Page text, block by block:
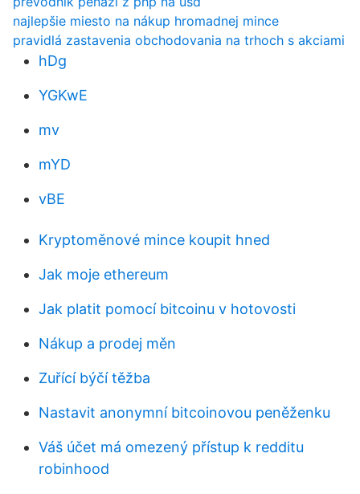
najlepšie miesto na nákup hromadnej mince
pravidlá zastavenia obchodovania na trhoch s akciami
hDg
YGKwE
mv
mYD
vBE
Kryptoměnové mince koupit hned
Jak moje ethereum
Jak platit pomocí bitcoinu v hotovosti
Nákup a prodej měn
Zuřící býčí těžba
Nastavit anonymní bitcoinovou peněženku
Váš účet má omezený přístup k redditu
robinhood